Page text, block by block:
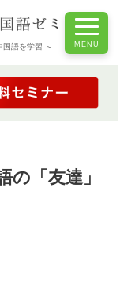
国語を学習 ～
表現32｜発音付
の「友達」